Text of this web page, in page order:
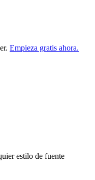
Empieza gratis ahora.
estilo de fuente